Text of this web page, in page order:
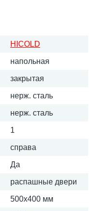
HICOLD
напольная
закрытая
нерж. сталь
нерж. сталь
1
справа
Да
распашные двери
500х400 мм